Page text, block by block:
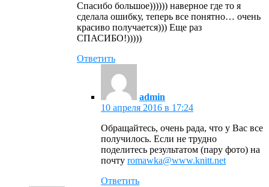
Спасибо большое)))))) наверное где то я
сделала ошибку, теперь все понятно… очень
красиво получается))) Еще раз
СПАСИБО!)))))
Ответить
admin
10 апреля 2016 в 17:24
Обращайтесь, очень рада, что у Вас все
получилось. Если не трудно
поделитесь результатом (пару фото) на
почту romawka@www.knitt.net
Ответить